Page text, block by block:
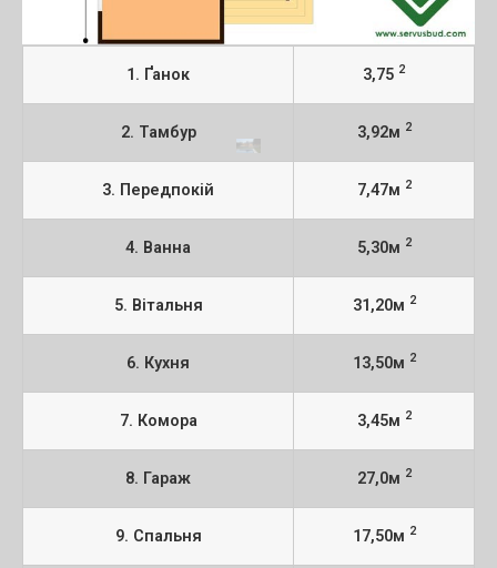
1. Ґанок 3,75 2
2. Тамбур 3,92м 2
3. Передпокій 7,47м 2
4. Ванна 5,30м 2
5. Вітальня 31,20м 2
6. Кухня 13,50м 2
7. Комора 3,45м 2
8. Гараж 27,0м 2
9. Спальня 17,50м 2